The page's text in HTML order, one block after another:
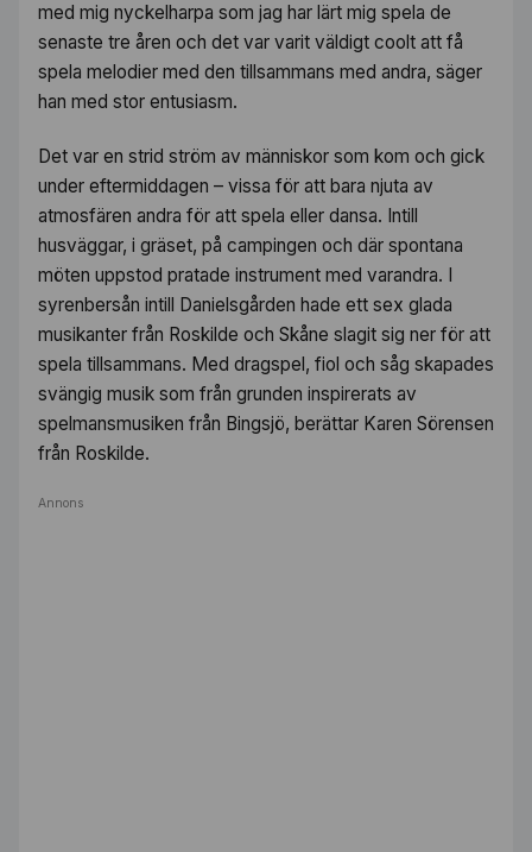
med mig nyckelharpa som jag har lärt mig spela de
senaste tre åren och det var varit väldigt coolt att få
spela melodier med den tillsammans med andra, säger
han med stor entusiasm.
Det var en strid ström av människor som kom och gick
under eftermiddagen – vissa för att bara njuta av
atmosfären andra för att spela eller dansa. Intill
husväggar, i gräset, på campingen och där spontana
möten uppstod pratade instrument med varandra. I
syrenbersån intill Danielsgården hade ett sex glada
musikanter från Roskilde och Skåne slagit sig ner för att
spela tillsammans. Med dragspel, fiol och såg skapades
svängig musik som från grunden inspirerats av
spelmansmusiken från Bingsjö, berättar Karen Sörensen
från Roskilde.
Annons